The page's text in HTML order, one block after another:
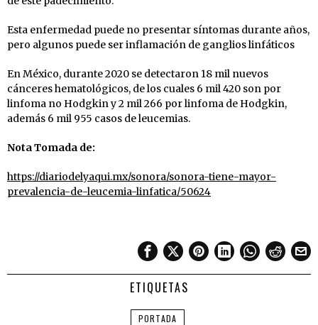
Esta enfermedad puede no presentar síntomas durante años,
pero algunos puede ser inflamación de ganglios linfáticos
En México, durante 2020 se detectaron 18 mil nuevos
cánceres hematológicos, de los cuales 6 mil 420 son por
linfoma no Hodgkin y 2 mil 266 por linfoma de Hodgkin,
además 6 mil 955 casos de leucemias.
Nota Tomada de:
https://diariodelyaqui.mx/sonora/sonora-tiene-mayor-
prevalencia-de-leucemia-linfatica/50624
ETIQUETAS
PORTADA